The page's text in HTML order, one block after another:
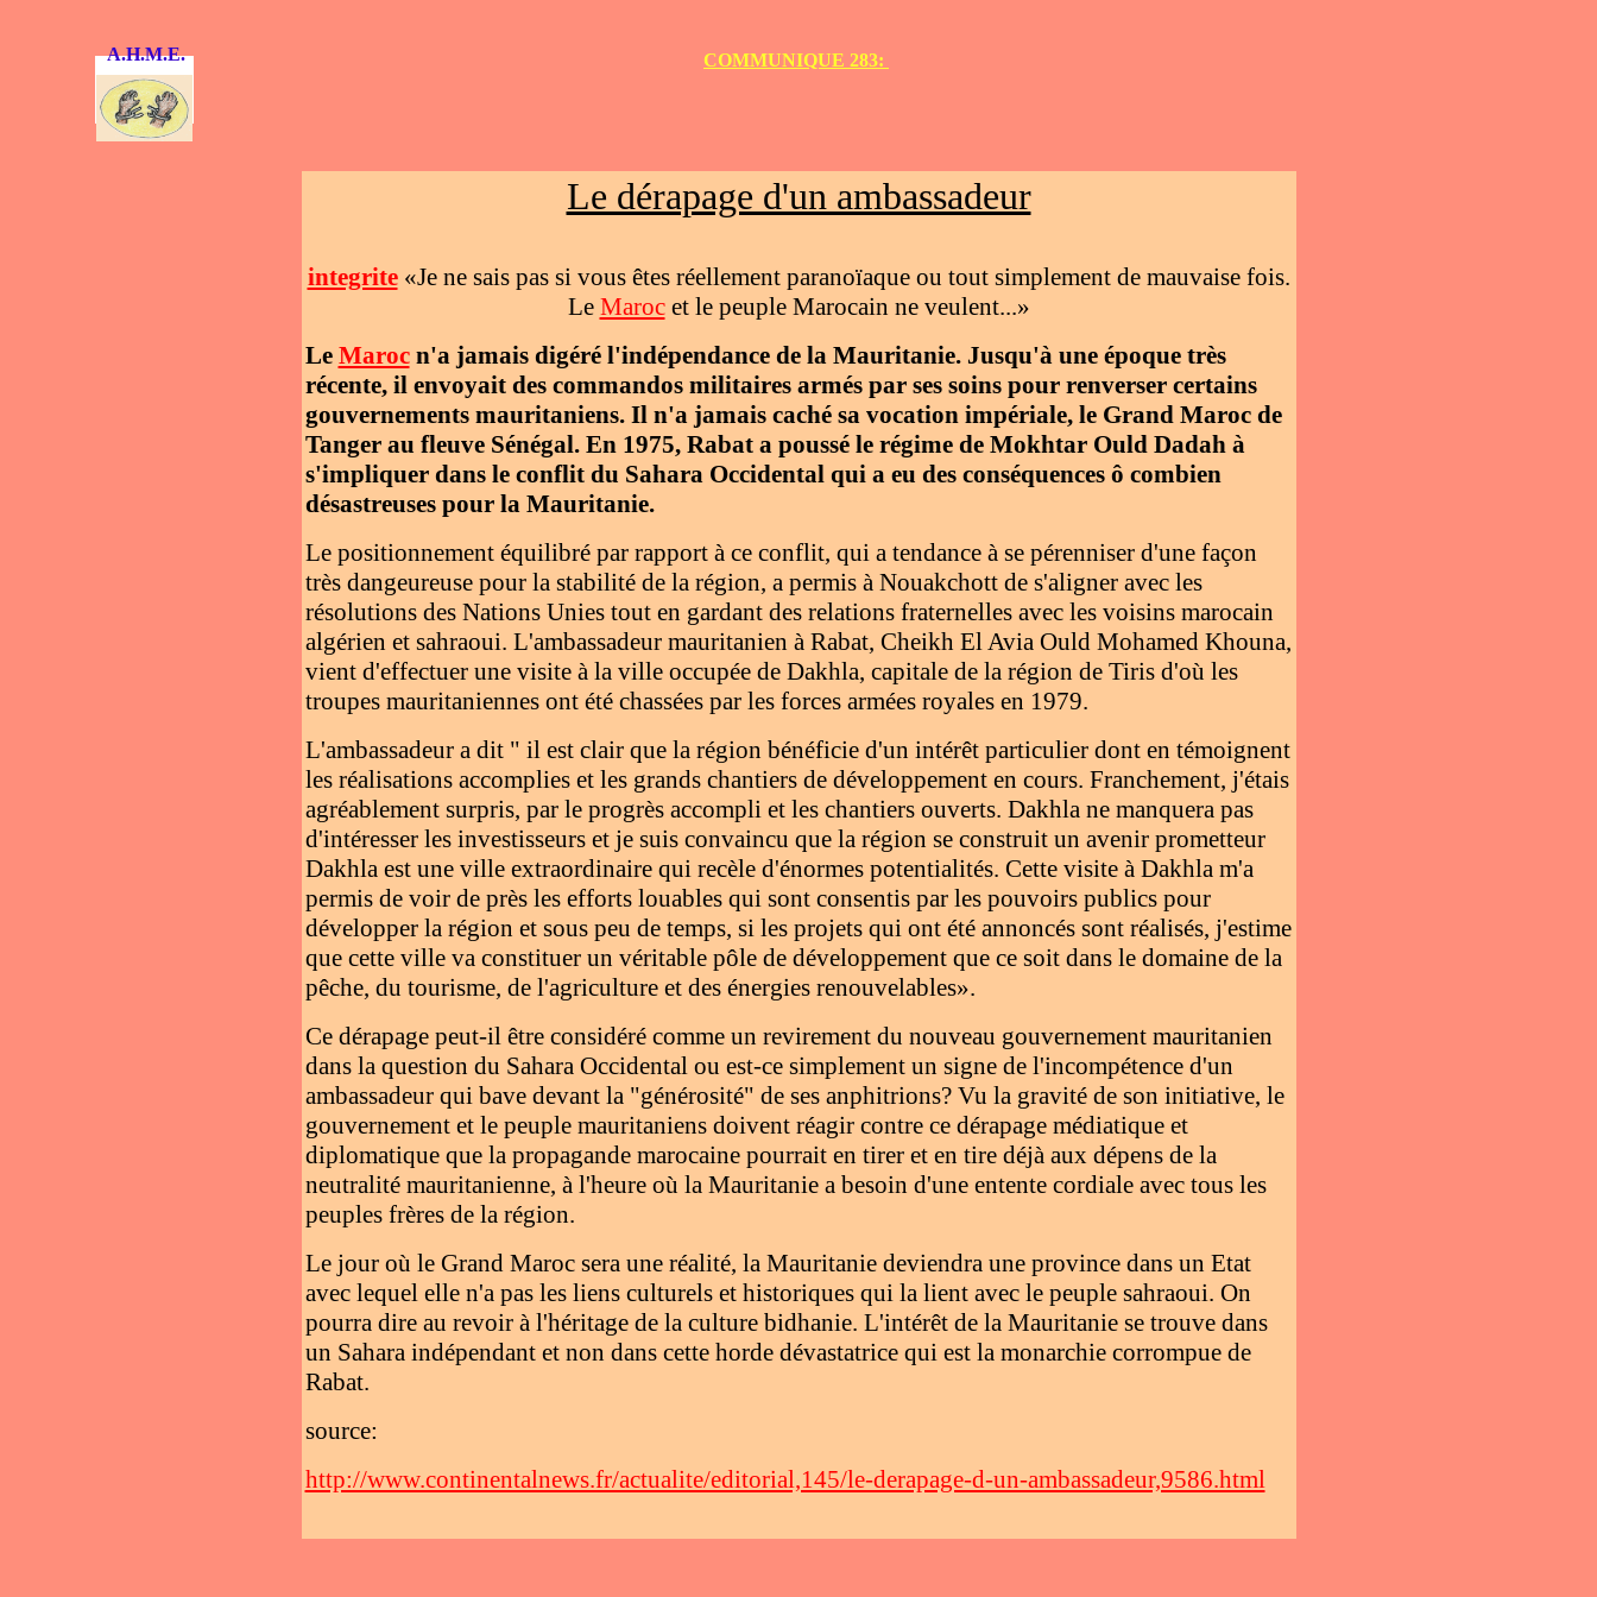
A.H.M.E. COMMUNIQUE 283:
Le dérapage d'un ambassadeur
integrite«Je ne sais pas si vous êtes réellement paranoïaque ou tout simplement de mauvaise fois.
Le Marocet le peuple Marocain ne veulent...»
Le Marocn'a jamais digéré l'indépendance de la Mauritanie. Jusqu'à une époque très
récente, il envoyait des commandos militaires armés par ses soins pour renverser certains
gouvernements mauritaniens. Il n'a jamais caché sa vocation impériale, le Grand Maroc de
Tanger au fleuve Sénégal. En 1975, Rabat a poussé le régime de Mokhtar Ould Dadah à
s'impliquer dans le conflit du Sahara Occidental qui a eu des conséquences ô combien
désastreuses pour la Mauritanie.
Le positionnement équilibré par rapport à ce conflit, qui a tendance à se pérenniser d'une façon
très dangeureuse pour la stabilité de la région, a permis à Nouakchott de s'aligner avec les
résolutions des Nations Unies tout en gardant des relations fraternelles avec les voisins marocain
algérien et sahraoui. L'ambassadeur mauritanien à Rabat, Cheikh El Avia Ould Mohamed Khouna,
vient d'effectuer une visite à la ville occupée de Dakhla, capitale de la région de Tiris d'où les
troupes mauritaniennes ont été chassées par les forces armées royales en 1979.
L'ambassadeur a dit " il est clair que la région bénéficie d'un intérêt particulier dont en témoignent
les réalisations accomplies et les grands chantiers de développement en cours. Franchement, j'étais
agréablement surpris, par le progrès accompli et les chantiers ouverts. Dakhla ne manquera pas
d'intéresser les investisseurs et je suis convaincu que la région se construit un avenir prometteur
Dakhla est une ville extraordinaire qui recèle d'énormes potentialités. Cette visite à Dakhla m'a
permis de voir de près les efforts louables qui sont consentis par les pouvoirs publics pour
développer la région et sous peu de temps, si les projets qui ont été annoncés sont réalisés, j'estime
que cette ville va constituer un véritable pôle de développement que ce soit dans le domaine de la
pêche, du tourisme, de l'agriculture et des énergies renouvelables».
Ce dérapage peut-il être considéré comme un revirement du nouveau gouvernement mauritanien
dans la question du Sahara Occidental ou est-ce simplement un signe de l'incompétence d'un
ambassadeur qui bave devant la "générosité" de ses anphitrions? Vu la gravité de son initiative, le
gouvernement et le peuple mauritaniens doivent réagir contre ce dérapage médiatique et
diplomatique que la propagande marocaine pourrait en tirer et en tire déjà aux dépens de la
neutralité mauritanienne, à l'heure où la Mauritanie a besoin d'une entente cordiale avec tous les
peuples frères de la région.
Le jour où le Grand Maroc sera une réalité, la Mauritanie deviendra une province dans un Etat
avec lequel elle n'a pas les liens culturels et historiques qui la lient avec le peuple sahraoui. On
pourra dire au revoir à l'héritage de la culture bidhanie. L'intérêt de la Mauritanie se trouve dans
un Sahara indépendant et non dans cette horde dévastatrice qui est la monarchie corrompue de
Rabat.
source:
http://www.continentalnews.fr/actualite/editorial,145/le-derapage-d-un-ambassadeur,9586.html